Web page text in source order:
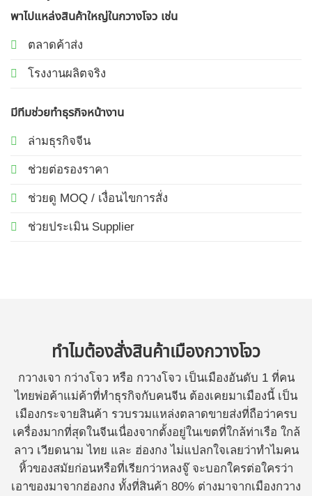
พาไปแหล่งสินค้าใหญ่ในกวางโจว เช่น
ตลาดค้าส่ง
โรงงานผลิตจริง
มีทีมช่วยทำธุรกิจหน้างาน
ล่ามธุรกิจจีน
ช่วยต่อรองราคา
ช่วยดู MOQ / เงื่อนไขการสั่ง
ช่วยประเมิน Supplier
ทำไมต้องสั่งสินค้าเมืองกวางโจว
กวางเจา กว่างโจว หรือ กวางโจว เป็นเมืองอันดับ 1 ที่คน
ไทยพ่อค้าแม่ค้าที่ทำธุรกิจกับคนจีน ต้องเคยมาเมืองนี้ เป็น
เมืองกระจายสินค้า รวบรวมแหล่งตลาดขายส่งที่ถือว่าครบ
เครื่องมากที่สุดในจีนเนื่องจากตั้งอยู่ในเขตที่ใกล้ท่าเรือ ใกล้
ลาว เวียดนาม ไทย และ ฮ่องกง ไม่แปลกใจเลยว่าทำไมคน
หิ้วของสมัยก่อนหรือที่เรียกว่าหลงจู๊ จะบอกใครต่อใครว่า
เอาของมาจากฮ่องกง ทั้งที่สินค้า 80% ต่างมาจากเมืองกวาง